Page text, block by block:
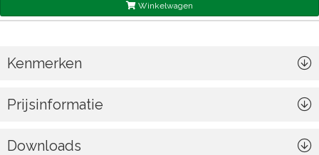
Winkelwagen
Kenmerken
Prijsinformatie
Downloads